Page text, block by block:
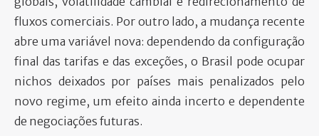
fluxos comerciais. Por outro lado, a mudança recente
abre uma variável nova: dependendo da configuração
final das tarifas e das exceções, o Brasil pode ocupar
nichos deixados por países mais penalizados pelo
novo regime, um efeito ainda incerto e dependente
de negociações futuras.